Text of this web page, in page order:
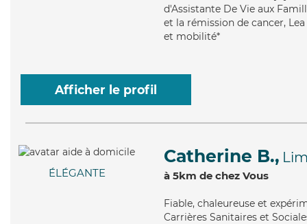
d'Assistante De Vie aux
et la rémission de cancer,
et mobilité*
Afficher le profil
ÉLÉGANTE
Catherine B.,
à 5km de chez Vous
Fiable, chaleureuse et
Carrières Sanitaires et